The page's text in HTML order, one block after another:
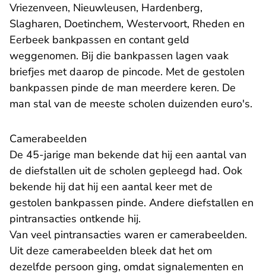
Vriezenveen, Nieuwleusen, Hardenberg,
Slagharen, Doetinchem, Westervoort, Rheden en
Eerbeek bankpassen en contant geld
weggenomen. Bij die bankpassen lagen vaak
briefjes met daarop de pincode. Met de gestolen
bankpassen pinde de man meerdere keren. De
man stal van de meeste scholen duizenden euro's.
Camerabeelden
De 45-jarige man bekende dat hij een aantal van
de diefstallen uit de scholen gepleegd had. Ook
bekende hij dat hij een aantal keer met de
gestolen bankpassen pinde. Andere diefstallen en
pintransacties ontkende hij.
Van veel pintransacties waren er camerabeelden.
Uit deze camerabeelden bleek dat het om
dezelfde persoon ging, omdat signalementen en